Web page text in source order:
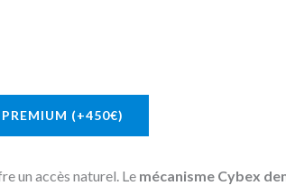
(+450€)
un accès naturel. Le mécanisme Cybex